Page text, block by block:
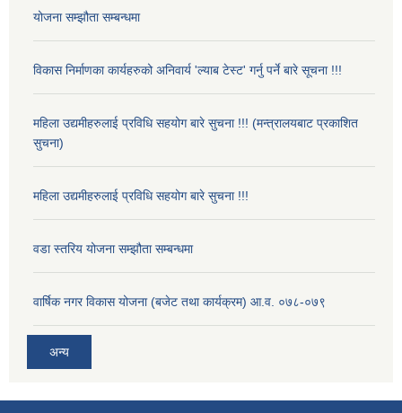
योजना सम्झौता सम्बन्धमा
विकास निर्माणका कार्यहरुको अनिवार्य 'ल्याब टेस्ट' गर्नु पर्ने बारे सूचना !!!
महिला उद्यमीहरुलाई प्रविधि सहयोग बारे सुचना !!! (मन्त्रालयबाट प्रकाशित
सुचना)
महिला उद्यमीहरुलाई प्रविधि सहयोग बारे सुचना !!!
वडा स्तरिय योजना सम्झौता सम्बन्धमा
वार्षिक नगर विकास योजना (बजेट तथा कार्यक्रम) आ.व. ०७८-०७९
अन्य